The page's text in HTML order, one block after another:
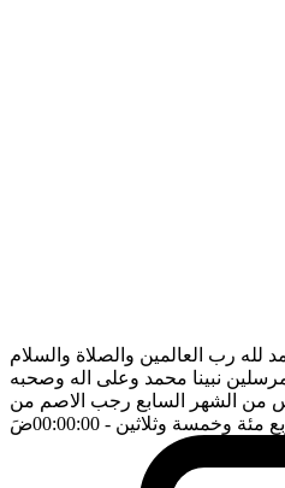
لله رب العالمين والصلاة والسلام
نبينا محمد وعلى اله وصحبه
من الشهر السابع رجب الاصم من
مئة وخمسة وثلاثين - 00:00:00 ضَ